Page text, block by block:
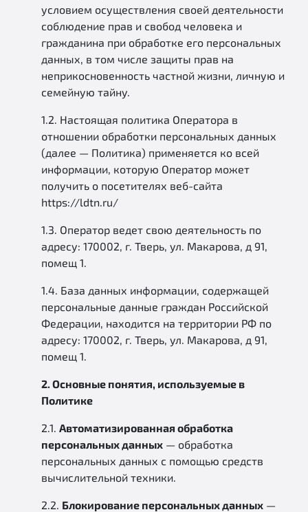
условием осуществления своей деятельности
соблюдение прав и свобод человека и
гражданина при обработке его персональных
данных, в том числе защиты прав на
неприкосновенность частной жизни, личную и
семейную тайну.
1.2. Настоящая политика Оператора в
отношении обработки персональных данных
(далее — Политика) применяется ко всей
информации, которую Оператор может
получить о посетителях веб-сайта
https://ldtn.ru/
1.3. Оператор ведет свою деятельность по
адресу: 170002, г. Тверь, ул. Макарова, д 91,
помещ 1.
1.4. База данных информации, содержащей
персональные данные граждан Российской
Федерации, находится на территории РФ по
адресу: 170002, г. Тверь, ул. Макарова, д 91,
помещ 1.
2. Основные понятия, используемые в
Политике
2.1. Автоматизированная обработка
персональных данных — обработка
персональных данных с помощью средств
вычислительной техники.
2.2. Блокирование персональных данных —